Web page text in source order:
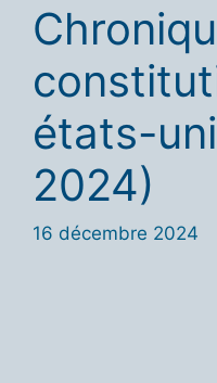
états-
2024)
16 décembre 2024